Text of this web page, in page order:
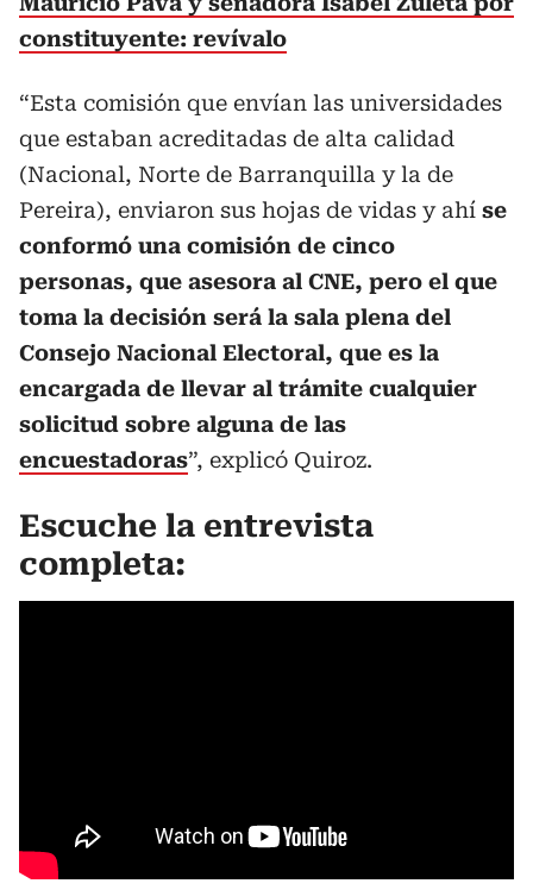
constituyente: revívalo
“Esta comisión que envían las universidades
que estaban acreditadas de alta calidad
(Nacional, Norte de Barranquilla y la de
Pereira), enviaron sus hojas de vidas y ahí se
conformó una comisión de cinco
personas, que asesora al CNE, pero el que
toma la decisión será la sala plena del
Consejo Nacional Electoral, que es la
encargada de llevar al trámite cualquier
solicitud sobre alguna de las
encuestadoras”, explicó Quiroz.
Escuche la entrevista
completa: